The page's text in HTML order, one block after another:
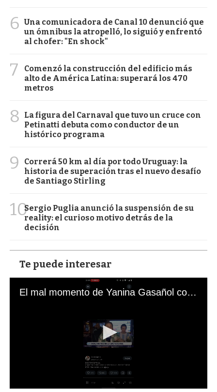
6 Una comunicadora de Canal 10 denunció que
un ómnibus la atropelló, lo siguió y enfrentó
al chofer: "En shock"
7
Comenzó la construcción del edificio más
alto de América Latina: superará los 470
metros
8
La figura del Carnaval que tuvo un cruce con
Petinatti debuta como conductor de un
histórico programa
9
Correrá 50 km al día por todo Uruguay: la
historia de superación tras el nuevo desafío
de Santiago Stirling
10Sergio Puglia anunció la suspensión de su
reality: el curioso motivo detrás de la
decisión
Te puede interesar
El mal momento de Yanina Gasañol con un hincha argentino en "Subrayado"